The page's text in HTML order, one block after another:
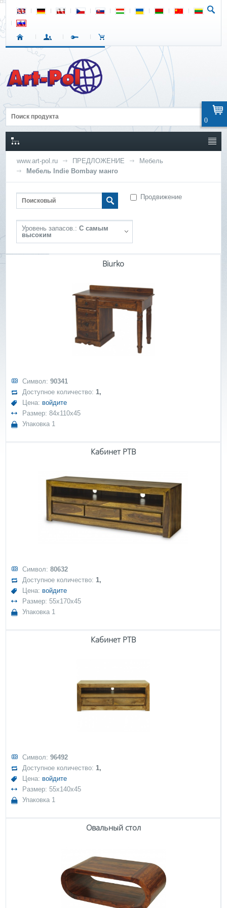
www.art-pol.ru ПРЕДЛОЖЕНИЕ
Мебель
Мебель Indie Bombay манго
Продвижение
Уровень запасов.: С самым
высоким
Biurko
Символ:90341
Доступное количество:1,
Цена: войдите
Размер: 84x110x45
Упаковка 1
Кабинет РТВ
Символ:80632
Доступное количество:1,
Цена: войдите
Размер: 55x170x45
Упаковка 1
Кабинет РТВ
Символ:96492
Доступное количество:1,
Цена: войдите
Размер: 55x140x45
Упаковка 1
Овальный стол
0